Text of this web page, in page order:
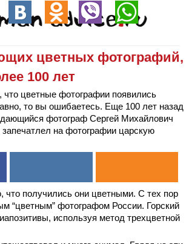
цветных фотографий,
100 лет
что цветные фотографии появились
то вы ошибаетесь. Еще 100 лет назад
фотограф Сергей Михайлович
запечатлел на фотографии царскую
что получились они цветными. С тех пор
“цветным” фотографом России. Горский
используя метод трехцветной